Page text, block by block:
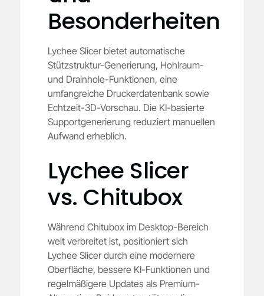
Besonderheiten
Lychee Slicer bietet automatische
Stützstruktur-Generierung, Hohlraum-
und Drainhole-Funktionen, eine
umfangreiche Druckerdatenbank sowie
Echtzeit-3D-Vorschau. Die KI-basierte
Supportgenerierung reduziert manuellen
Aufwand erheblich.
Lychee Slicer
vs. Chitubox
Während Chitubox im Desktop-Bereich
weit verbreitet ist, positioniert sich
Lychee Slicer durch eine modernere
Oberfläche, bessere KI-Funktionen und
regelmäßigere Updates als Premium-